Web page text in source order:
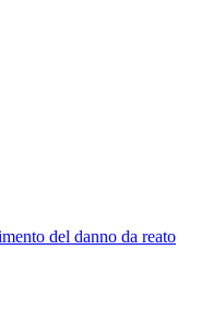
del danno da reato